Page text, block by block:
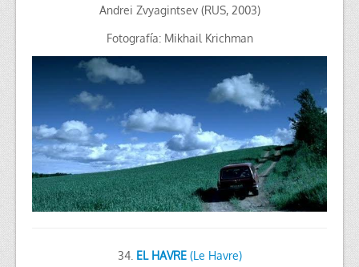
Andrei Zvyagintsev (RUS, 2003)
Fotografía: Mikhail Krichman
34. EL HAVRE (Le Havre)